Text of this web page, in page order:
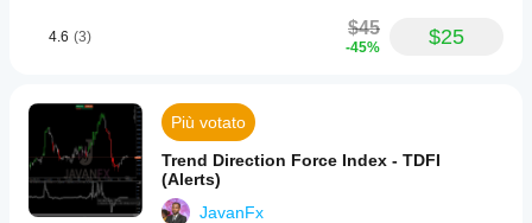
4.6 (3) $45
-45% $25
Più votato
Trend Direction Force Index - TDFI
(Alerts)
JavanFx